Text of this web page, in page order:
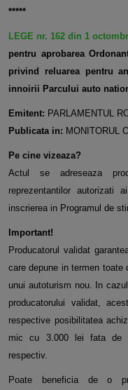
*****
LEGE nr. 162 din 1
pentru aprobarea
privind reluarea pentru
innoirii Parcului auto
Emitent: PARLAMENTUL
Publicata in: MONITORUL
Pe cine vizeaza?
Actul se adreseaza
reprezentantilor autorizati
inscrierea in Programul de
Important!
Producatorul validat
care depune in termen toate
unui autoturism nou. In
producatorului validat,
respective posibilitatea
mic cu 3.000 lei fata de
respectiv.
Poate beneficia de o